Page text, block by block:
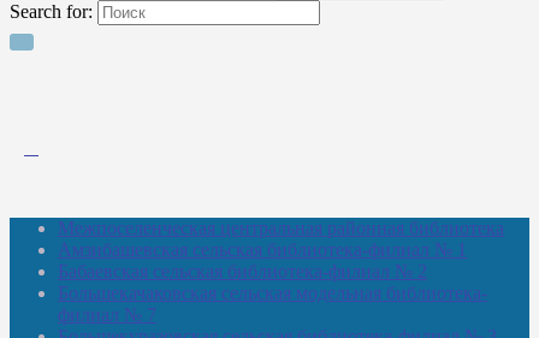
Search for:
Межпоселенческая центральная районная библиотека
Амзибашевская сельская библиотека-филиал № 1
Бабаевская сельская библиотека-филиал № 2
Большекачаковская сельская модельная библиотека-
филиал № 7